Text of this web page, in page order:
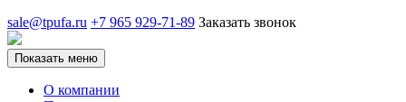
sale@tpufa.ru +7 965 929-71-89 Заказать звонок
Показать меню
О компании